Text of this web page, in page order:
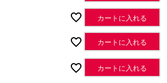
カートに入れる
カートに入れる
カートに入れる